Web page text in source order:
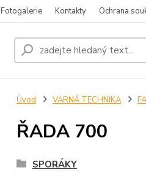
Fotogalerie Kontakty Ochrana
Úvod VARNÁ TECHNIKA
ŘADA 700
SPORÁKY